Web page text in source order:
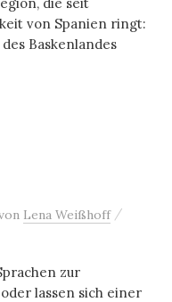
von Spanien ringt:
Baskenlandes
Lena Weißhoff /
zur
lassen sich einer